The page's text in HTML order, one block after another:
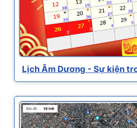
Lịch Âm Dương - Sự kiện